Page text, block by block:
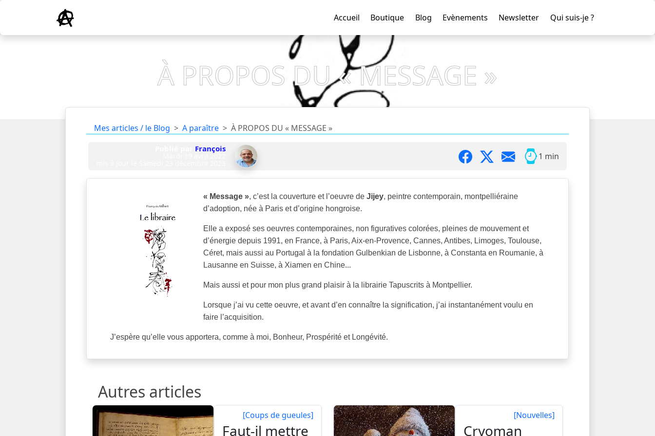
Accueil Boutique Blog Evènements Newsletter Qui suis-je ?
À PROPOS DU « MESSAGE »
Mes articles / le Blog A paraître À PROPOS DU « MESSAGE »
François
Mardi 19 avril 2022 1 min
« Message », c’est la couverture et l’oeuvre deJijey, peintre contemporain, montpelliéraine
d’adoption, née à Paris et d’origine hongroise.
Elle a exposé ses oeuvres contemporaines, non figuratives colorées, pleines de mouvement et
d’énergie depuis 1991, en France, à Paris, Aix-en-Provence, Cannes, Antibes, Limoges, Toulouse,
Céret, mais aussi au Portugal à la fondation Gulbenkian de Lisbonne, à Constanta en Roumanie, à
Lausanne en Suisse, à Xiamen en Chine...
Mais aussi et pour mon plus grand plaisir à la librairie Tapuscrits à Montpellier.
Lorsque j’ai vu cette oeuvre, et avant d’en connaître la signification, j’ai instantanément voulu en
faire l’acquisition.
J’espère qu’elle vous apportera, comme à moi, Bonheur, Prospérité et Longévité.
Autres articles
[Coups de gueules]
Faut-il mettre
[Nouvelles]
Cryoman